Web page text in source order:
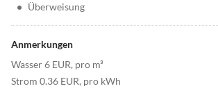
• Überweisung
Anmerkungen
Wasser 6 EUR, pro m³
Strom 0.36 EUR, pro kWh